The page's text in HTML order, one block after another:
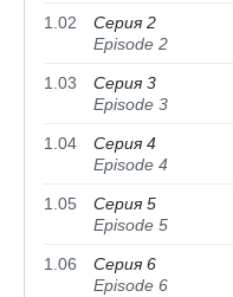
1.02
Серия 2
Episode 2
1.03
Серия 3
Episode 3
1.04
Серия 4
Episode 4
1.05
Серия 5
Episode 5
1.06
Серия 6
Episode 6